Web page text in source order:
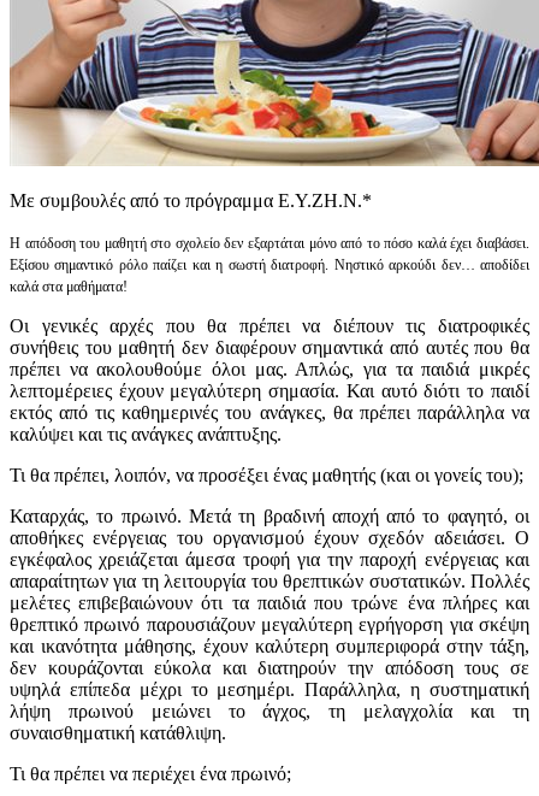
Με συμβουλές από το πρόγραμμα Ε.Υ.ΖΗ.Ν.*
Η απόδοση του μαθητή στο σχολείο δεν εξαρτάται μόνο από το πόσο καλά έχει διαβάσει.
Εξίσου σημαντικό ρόλο παίζει και η σωστή διατροφή. Νηστικό αρκούδι δεν… αποδίδει
καλά στα μαθήματα!
Οι γενικές αρχές που θα πρέπει να διέπουν τις διατροφικές
συνήθεις του μαθητή δεν διαφέρουν σημαντικά από αυτές που θα
πρέπει να ακολουθούμε όλοι μας. Απλώς, για τα παιδιά μικρές
λεπτομέρειες έχουν μεγαλύτερη σημασία. Και αυτό διότι το παιδί
εκτός από τις καθημερινές του ανάγκες, θα πρέπει παράλληλα να
καλύψει και τις ανάγκες ανάπτυξης.
Τι θα πρέπει, λοιπόν, να προσέξει ένας μαθητής (και οι γονείς του);
Καταρχάς, το πρωινό. Μετά τη βραδινή αποχή από το φαγητό, οι
αποθήκες ενέργειας του οργανισμού έχουν σχεδόν αδειάσει. Ο
εγκέφαλος χρειάζεται άμεσα τροφή για την παροχή ενέργειας και
απαραίτητων για τη λειτουργία του θρεπτικών συστατικών. Πολλές
μελέτες επιβεβαιώνουν ότι τα παιδιά που τρώνε ένα πλήρες και
θρεπτικό πρωινό παρουσιάζουν μεγαλύτερη εγρήγορση για σκέψη
και ικανότητα μάθησης, έχουν καλύτερη συμπεριφορά στην τάξη,
δεν κουράζονται εύκολα και διατηρούν την απόδοση τους σε
υψηλά επίπεδα μέχρι το μεσημέρι. Παράλληλα, η συστηματική
λήψη πρωινού μειώνει το άγχος, τη μελαγχολία και τη
συναισθηματική κατάθλιψη.
Τι θα πρέπει να περιέχει ένα πρωινό;